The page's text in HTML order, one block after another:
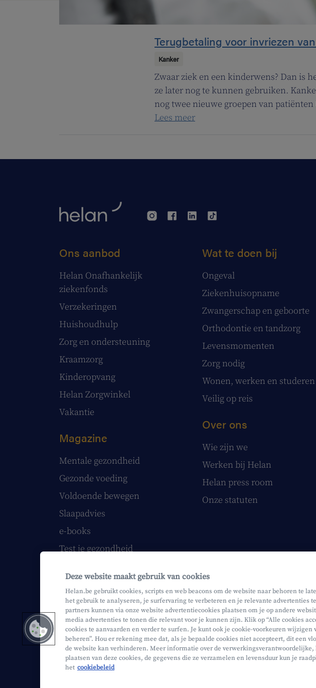
Terugbetaling voor invriezen
Kanker
Zwaar ziek en een kinderwens? Dan is
ze later nog te kunnen gebruiken.
nog twee nieuwe groepen van patiënten
Lees meer
Ons aanbod
Helan Onafhankelijk
ziekenfonds
Verzekeringen
Huishoudhulp
Zorg en ondersteuning
Kraamzorg
Kinderopvang
Helan Zorgwinkel
Vakantie
Magazine
Mentale gezondheid
Gezonde voeding
Voldoende bewegen
Slaapadvies
e-books
Test je gezondheid
Papieren Helan Magazine
Wat te doen bij
Ongeval
Ziekenhuisopname
Zwangerschap en geboorte
Orthodontie en tandzorg
Levensmomenten
Zorg nodig
Wonen, werken en studeren
Veilig op reis
Over ons
Wie zijn we
Werken bij Helan
Helan press room
Onze statuten
Mifid Privacy Juridische info Onderworpen aan de
Deze website maakt gebruik van cookies
Helan.be gebruikt cookies, scripts en web beacons om de website naar behoren te
het gebruik te analyseren, je surfervaring te verbeteren en je relevante advertenties
partners kunnen via onze website advertentiecookies plaatsen om je op andere
media advertenties te tonen die relevant voor je kunnen zijn. Klik op “Alle cookies
cookies te aanvaarden en verder te surfen. Je kunt ook je cookie-voorkeuren wijzigen
beheren”. Hou er rekening mee dat, als je bepaalde cookies niet accepteert, dit een
de website kan verhinderen. Meer informatie over de verwerkingsverantwoordelijke,
plaatsen van deze cookies, de gegevens die ze verzamelen en levensduur kun je
het cookiebeleid